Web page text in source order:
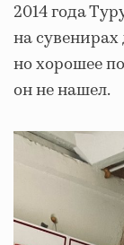
2014 года
на
но хорошее
он не нашел.